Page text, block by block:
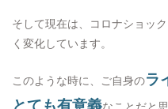
そして現在は、コロナショッ
く変化しています。
このような時に、ご自身のラ
とても有意義